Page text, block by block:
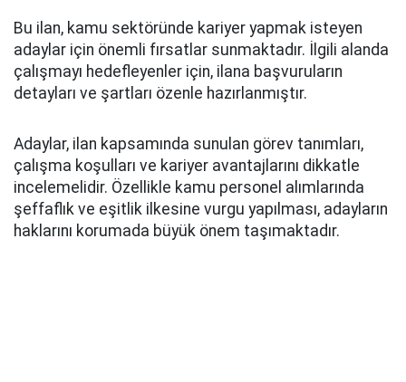
Bu ilan, kamu sektöründe kariyer yapmak isteyen
adaylar için önemli fırsatlar sunmaktadır. İlgili alanda
çalışmayı hedefleyenler için, ilana başvuruların
detayları ve şartları özenle hazırlanmıştır.
Adaylar, ilan kapsamında sunulan görev tanımları,
çalışma koşulları ve kariyer avantajlarını dikkatle
incelemelidir. Özellikle kamu personel alımlarında
şeffaflık ve eşitlik ilkesine vurgu yapılması, adayların
haklarını korumada büyük önem taşımaktadır.